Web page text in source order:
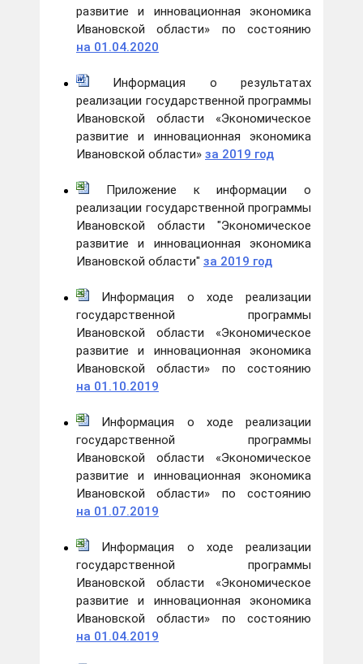
развитие и инновационная экономика
Ивановской области» по состоянию
на 01.04.2020
Информация о результатах
реализации государственной программы
Ивановской области «Экономическое
развитие и инновационная экономика
Ивановской области» за 2019 год
Приложение к информации о
реализации государственной программы
Ивановской области "Экономическое
развитие и инновационная экономика
Ивановской области" за 2019 год
Информация о ходе реализации
государственной программы
Ивановской области «Экономическое
развитие и инновационная экономика
Ивановской области» по состоянию
на 01.10.2019
Информация о ходе реализации
государственной программы
Ивановской области «Экономическое
развитие и инновационная экономика
Ивановской области» по состоянию
на 01.07.2019
Информация о ходе реализации
государственной программы
Ивановской области «Экономическое
развитие и инновационная экономика
Ивановской области» по состоянию
на 01.04.2019